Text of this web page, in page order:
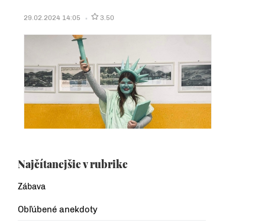
29.02.2024 14:05 3.50
Najčítanejšie v rubrike
Zábava
Obľúbené anekdoty